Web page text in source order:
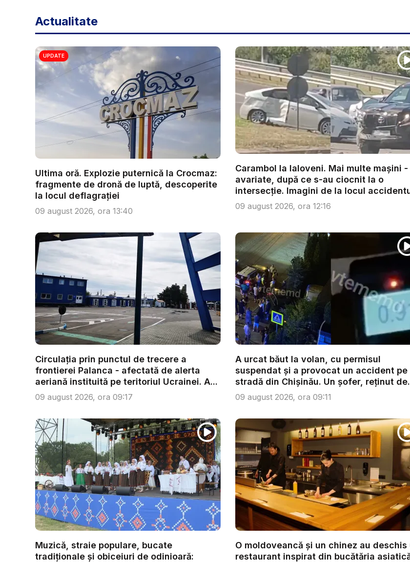
Actualitate
UPDATE
Ultima oră. Explozie puternică la Crocmaz:
fragmente de dronă de luptă, descoperite
la locul deflagrației
09 august 2026, ora 13:40
Carambol la Ialoveni. Mai multe mașini -
avariate, după ce s-au ciocnit la o
intersecție. Imagini de la locul
09 august 2026, ora 12:16
Circulația prin punctul de trecere a
frontierei Palanca - afectată de alerta
aeriană instituită pe teritoriul Ucrainei. A...
09 august 2026, ora 09:17
A urcat băut la volan, cu permisul
suspendat și a provocat un accident pe
stradă din Chișinău. Un șofer, reținut de
p...
09 august 2026, ora 09:11
Muzică, straie populare, bucate
tradiționale și obiceiuri de odinioară:
O moldoveancă și un chinez au deschis
restaurant inspirat din bucătăria